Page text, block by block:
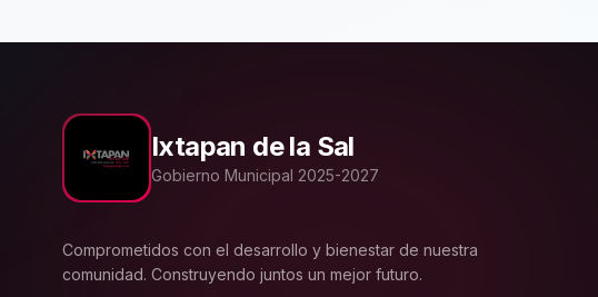
Ixtapan de la Sal
Gobierno Municipal 2025-2027
Comprometidos con el desarrollo y bienestar de nuestra
comunidad. Construyendo juntos un mejor futuro.